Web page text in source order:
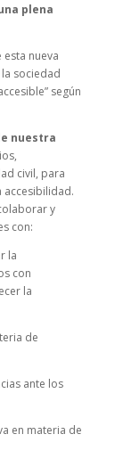
plena
esta nueva
sociedad
según
nuestra
civil, para
y
con:
la
con
la
de
ante los
en materia de